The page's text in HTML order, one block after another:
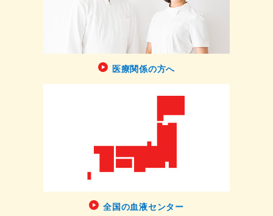
医療関係の方へ
全国の血液センター